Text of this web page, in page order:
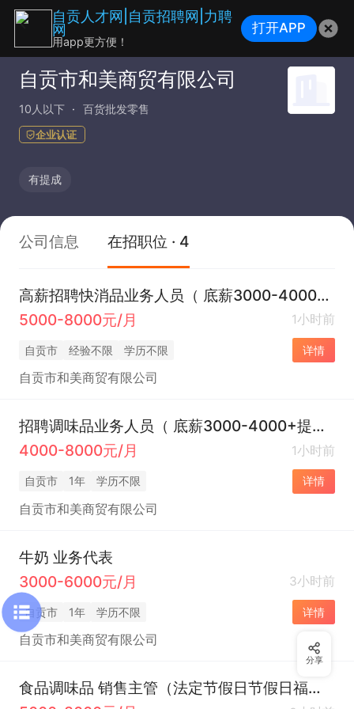
自贡市和美商贸有限公司
10人以下 百货批发零售
企业认证
有提成
公司信息 在招职位 · 4
高薪招聘快消品业务人员（ 底薪3000-4000+提成 保险 年假）
5000-8000元/月
1小时前
自贡市 经验不限 学历不限 详情
自贡市和美商贸有限公司
招聘调味品业务人员（ 底薪3000-4000+提成 保险 年假）
4000-8000元/月
1小时前
自贡市 1年 学历不限 详情
自贡市和美商贸有限公司
牛奶 业务代表
3000-6000元/月
3小时前
自贡市 1年 学历不限 详情
自贡市和美商贸有限公司
食品调味品 销售主管（法定节假日节假日福利 团建 年假 ）
分享
自贡人才网|自贡招聘网|力聘
网
用app更方便！
打开APP